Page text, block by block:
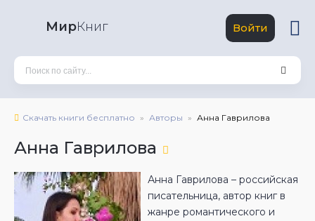
МирКниг Войти
Скачать книги бесплатно Авторы Анна Гаврилова
Анна Гаврилова
Анна Гаврилова – российская
писательница, автор книг в
жанре романтического и